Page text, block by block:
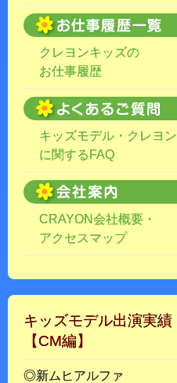
クレヨンキッズの
お仕事履歴
キッズモデル・クレヨン
に関するFAQ
CRAYON会社概要・
アクセスマップ
キッズモデル出演実績
【CM編】
◎新ムヒアルファ